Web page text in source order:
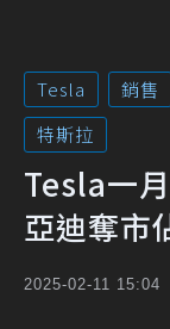
Tesla 銷售
特斯拉
Tesla一
亞迪奪市
2025-02-11 15:04